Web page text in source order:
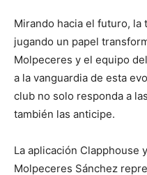
Mirando hacia el futuro,
jugando un papel
Molpeceres y el equipo
a la vanguardia de esta
club no solo responda a
también las anticipe.
La aplicación Clapphouse
Molpeceres Sánchez